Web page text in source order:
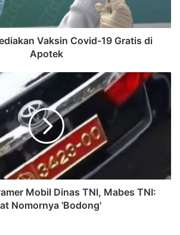
Vaksin Covid-19 Gratis di
Apotek
Mobil Dinas TNI, Mabes TNI:
Nomornya 'Bodong'